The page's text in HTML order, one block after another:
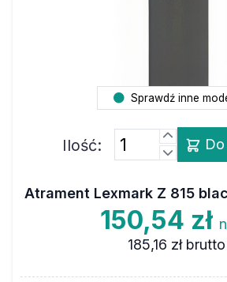
Sprawdź inne
Ilość:
Atrament Lexmark Z 815
150,54 zł
185,16 zł brutto